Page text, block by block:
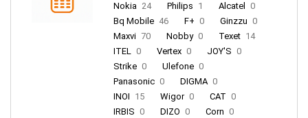
Nokia 24 Philips 1 Alcatel
0
Bq Mobile 46 F+ 0 Ginzzu 0
Maxvi 70 Nobby 0 Texet 14
ITEL 0 Vertex 0 JOY'S 0
Strike 0 Ulefone 0
Panasonic 0 DIGMA 0
INOI 15 Wigor 0 CAT 0
IRBIS 0 DIZO 0 Corn 0